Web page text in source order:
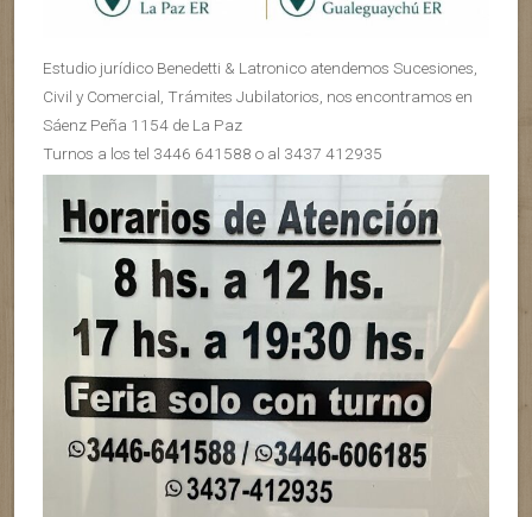
Estudio jurídico Benedetti & Latronico atendemos Sucesiones,
Civil y Comercial, Trámites Jubilatorios, nos encontramos en
Sáenz Peña 1154 de La Paz
Turnos a los tel 3446 641588 o al 3437 412935